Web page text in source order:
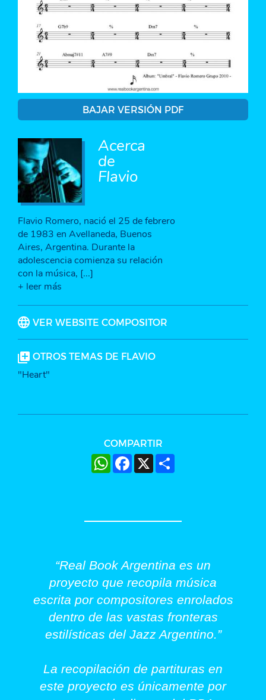
BAJAR VERSIÓN PDF
Acerca
de
Flavio
Flavio Romero, nació el 25 de febrero
de 1983 en Avellaneda, Buenos
Aires, Argentina. Durante la
adolescencia comienza su relación
con la música, [...]
+ leer más
VER WEBSITE COMPOSITOR
OTROS TEMAS DE FLAVIO
"Heart"
COMPARTIR
WhatsAppFacebook
X
“Real Book Argentina es un
proyecto que recopila música
escrita por compositores enrolados
dentro de las vastas fronteras
estilísticas del Jazz Argentino.”
La recopilación de partituras en
este proyecto es únicamente por